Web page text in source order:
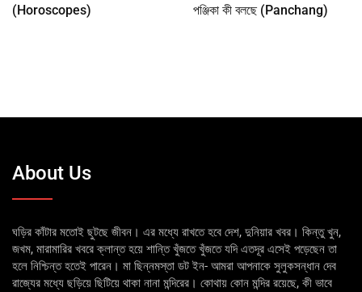
(Horoscopes)
পঞ্জিকা কী বলছে (Panchang)
About Us
ঘড়ির কাঁটার মতোই ছুটছে জীবন। এর মধ্যে রাখতে হবে দেশ, দুনিয়ার খবর। কিন্তু খুন,
জখম, মারামারির খবরে ক্লান্ত হয়ে শান্তি খুঁজতে খুঁজতে যদি এতদূর এসেই পড়েছেন তা
হলে নিশ্চিন্ত হতেই পারেন। মা ছিন্নমস্তা ডট ইন- আমরা আপনাকে সুলুকসন্ধান দেব
রাজ্যের মধ্যে ছড়িয়ে ছিটিয়ে থাকা নানা মন্দিরের। কোথায় কোন মন্দির রয়েছে, কী ভাবে